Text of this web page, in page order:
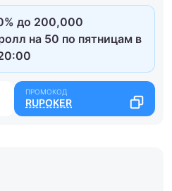
до 200,000
на 50 по пятницам в
RUPOKER